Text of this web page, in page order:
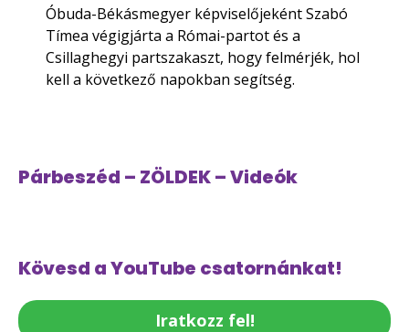
Óbuda-Békásmegyer képviselőjeként Szabó
Tímea végigjárta a Római-partot és a
Csillaghegyi partszakaszt, hogy felmérjék, hol
kell a következő napokban segítség.
Párbeszéd – ZÖLDEK – Videók
Kövesd a YouTube csatornánkat!
Iratkozz fel!